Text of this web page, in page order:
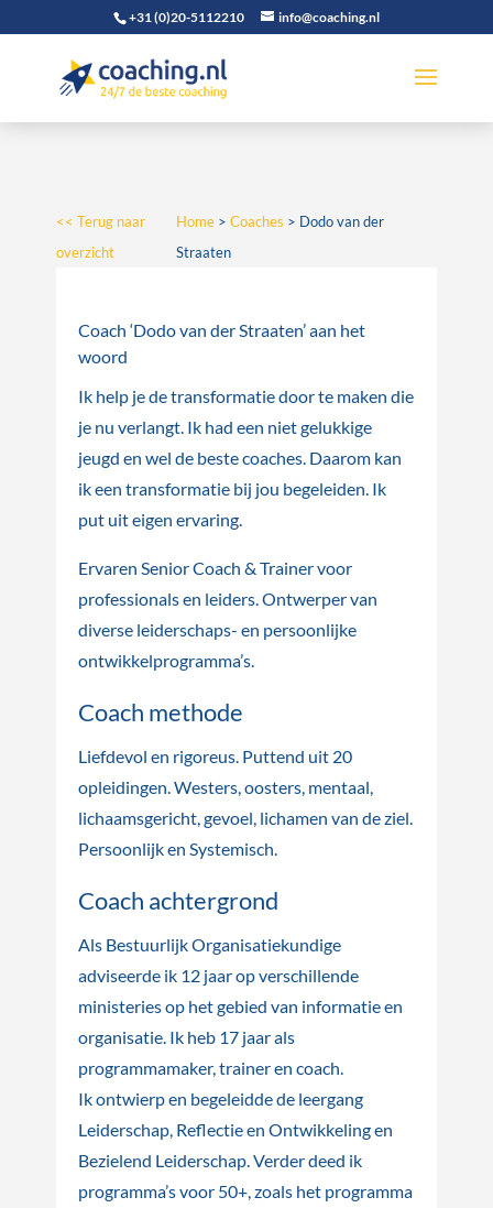
+31 (0)20-5112210 info@coaching.nl
<< Terug naar
overzicht
Home> Coaches > Dodo van der
Straaten
Coach ‘Dodo van der Straaten’ aan het
woord
Ik help je de transformatie door te maken die
je nu verlangt. Ik had een niet gelukkige
jeugd en wel de beste coaches. Daarom kan
ik een transformatie bij jou begeleiden. Ik
put uit eigen ervaring.
Ervaren Senior Coach & Trainer voor
professionals en leiders. Ontwerper van
diverse leiderschaps- en persoonlijke
ontwikkelprogramma’s.
Coach methode
Liefdevol en rigoreus. Puttend uit 20
opleidingen. Westers, oosters, mentaal,
lichaamsgericht, gevoel, lichamen van de ziel.
Persoonlijk en Systemisch.
Coach achtergrond
Als Bestuurlijk Organisatiekundige
adviseerde ik 12 jaar op verschillende
ministeries op het gebied van informatie en
organisatie. Ik heb 17 jaar als
programmamaker, trainer en coach.
Ik ontwierp en begeleidde de leergang
Leiderschap, Reflectie en Ontwikkeling en
Bezielend Leiderschap. Verder deed ik
programma’s voor 50+, zoals het programma